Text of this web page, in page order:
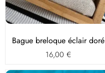
Bague breloque éclair doré
16,00 €